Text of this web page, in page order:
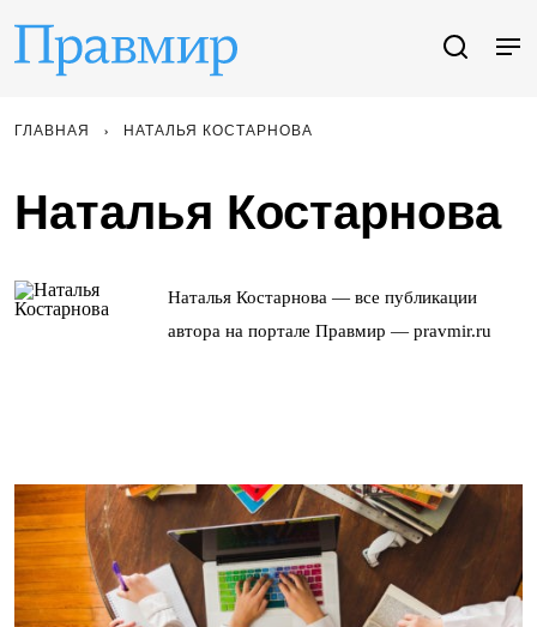
ГЛАВНАЯ НАТАЛЬЯ КОСТАРНОВА
Наталья Костарнова
Наталья Костарнова — все публикации
автора на портале Правмир — pravmir.ru